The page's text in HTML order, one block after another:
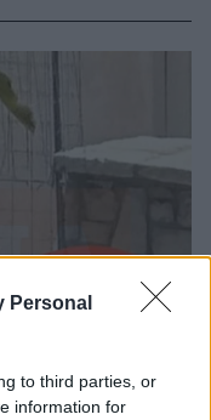
Personal
to third parties, or
information for